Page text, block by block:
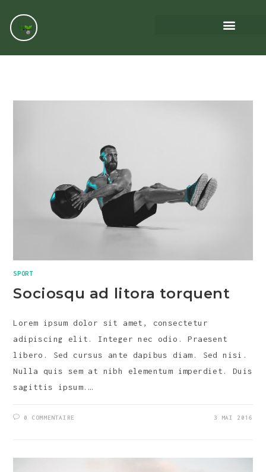
SPORT
Sociosqu ad litora torquent
Lorem ipsum dolor sit amet, consectetur
adipiscing elit. Integer nec odio. Praesent
libero. Sed cursus ante dapibus diam. Sed nisi.
Nulla quis sem at nibh elementum imperdiet. Duis
sagittis ipsum.…
0 COMMENTAIRE 3 MAI 2016